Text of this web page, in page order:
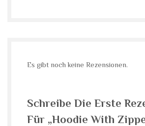
Es gibt noch keine Rezensionen.
Schreibe Die Erste
Für „Hoodie With